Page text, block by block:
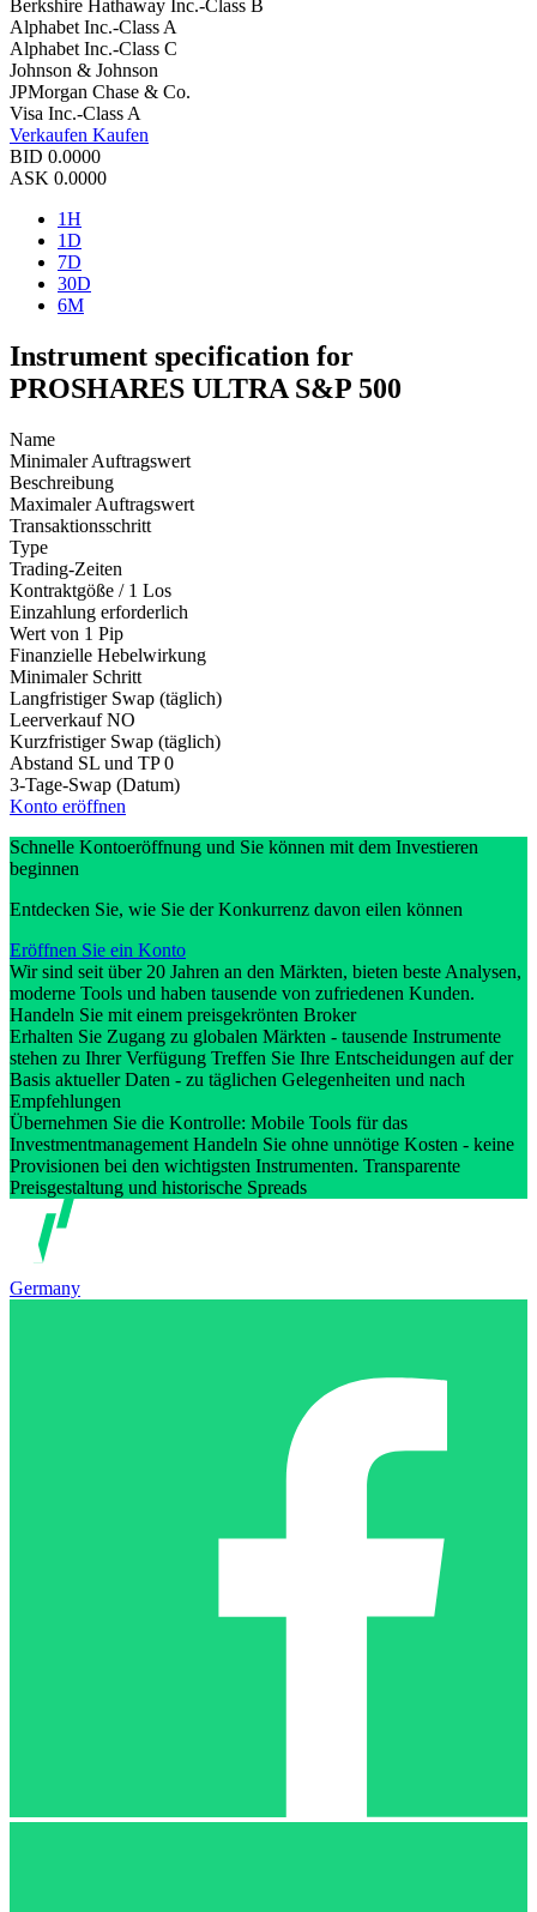
Berkshire Hathaway Inc.-Class B
Alphabet Inc.-Class A
Alphabet Inc.-Class C
Johnson & Johnson
JPMorgan Chase & Co.
Visa Inc.-Class A
Verkaufen Kaufen
BID 0.0000
ASK 0.0000
1H
1D
7D
30D
6M
Instrument specification for
PROSHARES ULTRA S&P 500
Name
Minimaler Auftragswert
Beschreibung
Maximaler Auftragswert
Transaktionsschritt
Type
Trading-Zeiten
Kontraktgöße / 1 Los
Einzahlung erforderlich
Wert von 1 Pip
Finanzielle Hebelwirkung
Minimaler Schritt
Langfristiger Swap (täglich)
Leerverkauf NO
Kurzfristiger Swap (täglich)
Abstand SL und TP 0
3-Tage-Swap (Datum)
Konto eröffnen
Schnelle Kontoeröffnung und Sie können mit dem Investieren
beginnen
Entdecken Sie, wie Sie der Konkurrenz davon eilen können
Eröffnen Sie ein Konto
Wir sind seit über 20 Jahren an den Märkten, bieten beste Analysen,
moderne Tools und haben tausende von zufriedenen Kunden.
Handeln Sie mit einem preisgekrönten Broker
Erhalten Sie Zugang zu globalen Märkten - tausende Instrumente
stehen zu Ihrer Verfügung Treffen Sie Ihre Entscheidungen auf der
Basis aktueller Daten - zu täglichen Gelegenheiten und nach
Empfehlungen
Übernehmen Sie die Kontrolle: Mobile Tools für das
Investmentmanagement Handeln Sie ohne unnötige Kosten - keine
Provisionen bei den wichtigsten Instrumenten. Transparente
Preisgestaltung und historische Spreads
Germany